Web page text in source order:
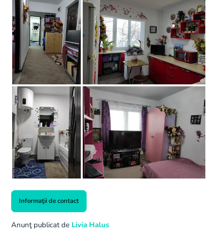
Informaţii de contact
Anunţ publicat de Livia Halus